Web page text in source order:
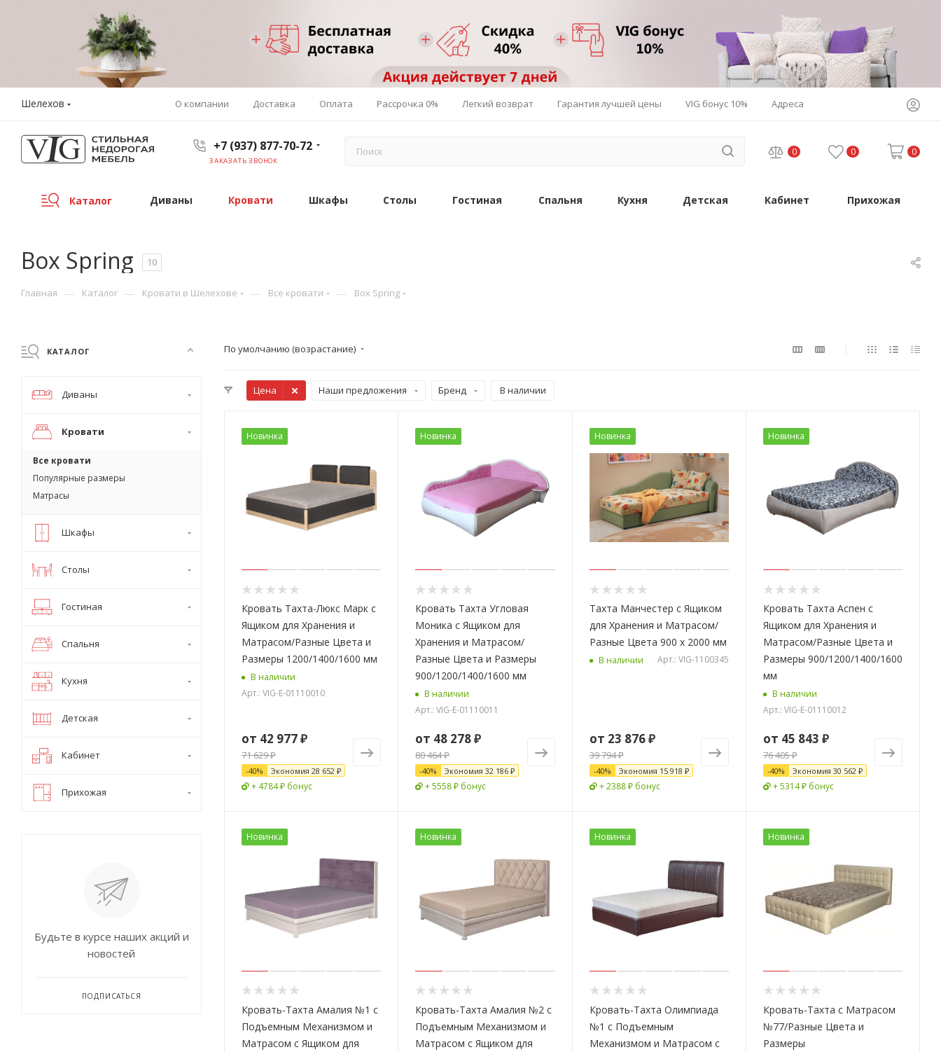
Шелехов О компании Доставка Оплата Рассрочка 0% Легкий возврат Гарантия лучшей цены VIG бонус 10% Адреса
+7 (937) 877-70-72
ЗАКАЗАТЬ ЗВОНОК
0 0 0
Каталог Диваны Кровати Шкафы Столы Гостиная Спальня Кухня Детская Кабинет Прихожая
Box Spring 10
Главная — Каталог — Кровати в Шелехове — Все кровати — Box Spring
По умолчанию (возрастание)
Цена Наши предложения Бренд В наличии
Новинка
Кровать Тахта-Люкс Марк с
Ящиком для Хранения и
Матрасом/Разные Цвета и
Размеры 1200/1400/1600 мм
В наличии
Арт.: VIG-E-01110010
от 42 977 ₽
71 629 ₽
-40% Экономия 28 652 ₽
+ 4784 ₽ бонус
Новинка
Кровать Тахта Угловая
Моника с Ящиком для
Хранения и Матрасом/
Разные Цвета и Размеры
900/1200/1400/1600 мм
В наличии
Арт.: VIG-E-01110011
от 48 278 ₽
80 464 ₽
-40% Экономия32 186 ₽
+ 5558 ₽ бонус
Новинка
Тахта Манчестер с Ящиком
для Хранения и Матрасом/
Разные Цвета 900 х 2000 мм
В наличии Арт.: VIG-1100345
от 23 876 ₽
39 794 ₽
-40% Экономия 15 918 ₽
+ 2388 ₽ бонус
Новинка
Кровать Тахта Аспен с
Ящиком для Хранения и
Матрасом/Разные Цвета и
Размеры 900/1200/1400/1600
мм
В наличии
Арт.: VIG-E-01110012
от 45 843 ₽
76 405 ₽
-40% Экономия 30 562 ₽
+ 5314 ₽ бонус
Новинка
Кровать-Тахта Амалия №1 с
Подъемным Механизмом и
Матрасом с Ящиком для
Новинка
Кровать-Тахта Амалия №2 с
Подъемным Механизмом и
Матрасом с Ящиком для
Новинка
Кровать-Тахта Олимпиада
№1 с Подъемным
Механизмом и Матрасом с
Новинка
Кровать-Тахта с Матрасом
№77/Разные Цвета и
Размеры
КАТАЛОГ
Диваны
Кровати
Все кровати
Популярные размеры
Матрасы
Шкафы
Столы
Гостиная
Спальня
Кухня
Детская
Кабинет
Прихожая
Будьте в курсе наших акций и
новостей
ПОДПИСАТЬСЯ